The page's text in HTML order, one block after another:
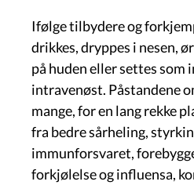
Ifølge tilbydere og
drikkes, dryppes i nesen,
på huden eller settes som
intravenøst. Påstandene
mange, for en lang rekke
fra bedre sårheling,
immunforsvaret,
forkjølelse og influensa,